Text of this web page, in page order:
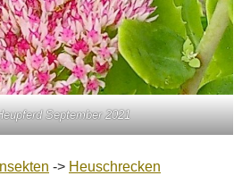
September 2021
Insekten -> Heuschrecken